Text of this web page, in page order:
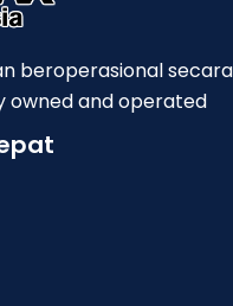
beroperasional
owned and operated